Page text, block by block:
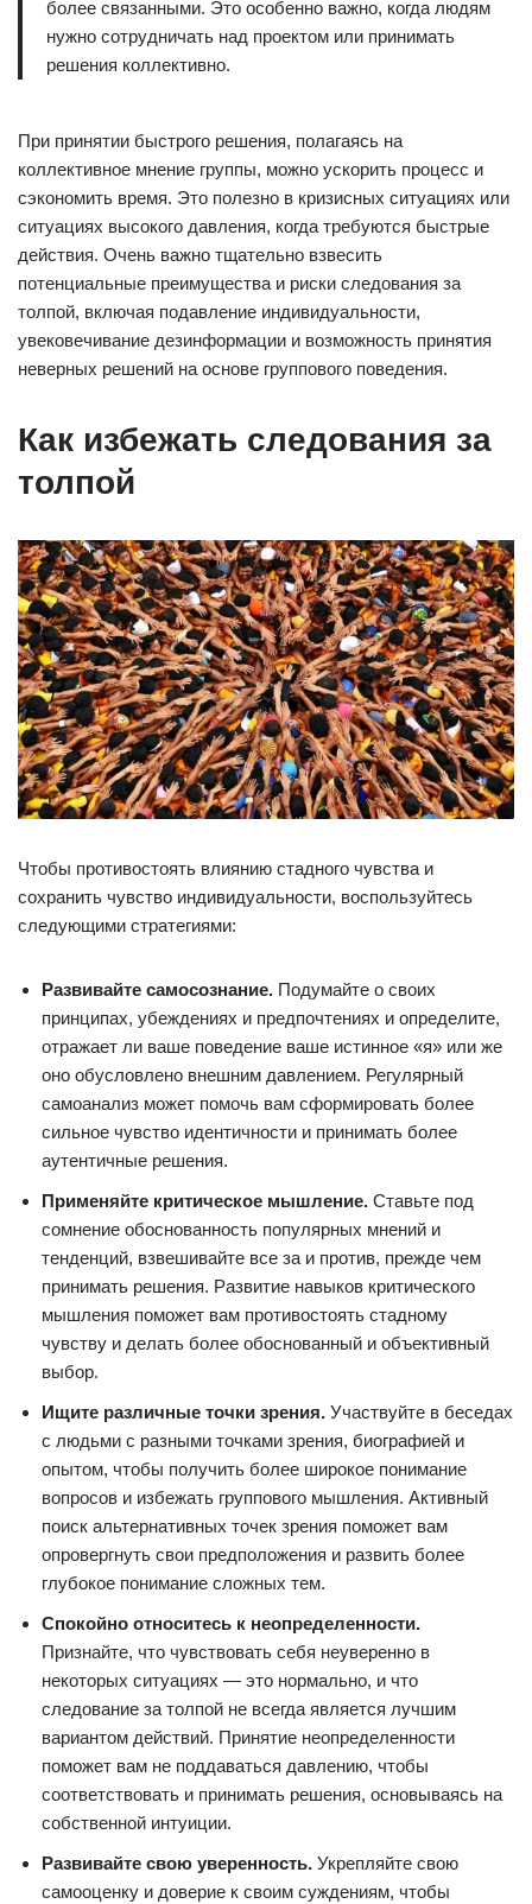
более связанными. Это особенно важно, когда людям
нужно сотрудничать над проектом или принимать
решения коллективно.
При принятии быстрого решения, полагаясь на
коллективное мнение группы, можно ускорить процесс и
сэкономить время. Это полезно в кризисных ситуациях или
ситуациях высокого давления, когда требуются быстрые
действия. Очень важно тщательно взвесить
потенциальные преимущества и риски следования за
толпой, включая подавление индивидуальности,
увековечивание дезинформации и возможность принятия
неверных решений на основе группового поведения.
Как избежать следования за
толпой
Чтобы противостоять влиянию стадного чувства и
сохранить чувство индивидуальности, воспользуйтесь
следующими стратегиями:
Развивайте самосознание. Подумайте о своих
принципах, убеждениях и предпочтениях и определите,
отражает ли ваше поведение ваше истинное «я» или же
оно обусловлено внешним давлением. Регулярный
самоанализ может помочь вам сформировать более
сильное чувство идентичности и принимать более
аутентичные решения.
Применяйте критическое мышление. Ставьте под
сомнение обоснованность популярных мнений и
тенденций, взвешивайте все за и против, прежде чем
принимать решения. Развитие навыков критического
мышления поможет вам противостоять стадному
чувству и делать более обоснованный и объективный
выбор.
Ищите различные точки зрения. Участвуйте в беседах
с людьми с разными точками зрения, биографией и
опытом, чтобы получить более широкое понимание
вопросов и избежать группового мышления. Активный
поиск альтернативных точек зрения поможет вам
опровергнуть свои предположения и развить более
глубокое понимание сложных тем.
Спокойно относитесь к неопределенности.
Признайте, что чувствовать себя неуверенно в
некоторых ситуациях — это нормально, и что
следование за толпой не всегда является лучшим
вариантом действий. Принятие неопределенности
поможет вам не поддаваться давлению, чтобы
соответствовать и принимать решения, основываясь на
собственной интуиции.
Развивайте свою уверенность. Укрепляйте свою
самооценку и доверие к своим суждениям, чтобы